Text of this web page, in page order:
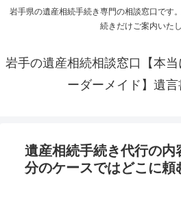
岩手県の遺産相続手続き専門の相談窓口です
続きだけご案内いたし
岩手の遺産相続相談窓口【本
ーダーメイド】遺言
遺産相続手続き代行の内
分のケースではどこに頼